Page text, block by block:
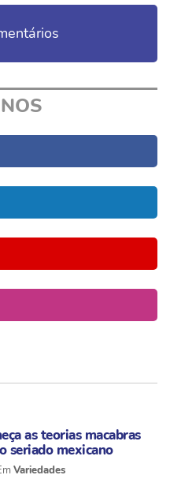
as teorias macabras
seriado mexicano
Variedades